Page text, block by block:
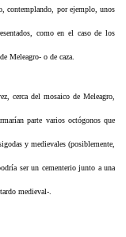
contemplando, por ejemplo, unos
como en el caso de los
Meleagro- o de caza.
cerca del mosaico de Meleagro,
parte varios octógonos que
y medievales (posiblemente,
ser un cementerio junto a una
medieval-.